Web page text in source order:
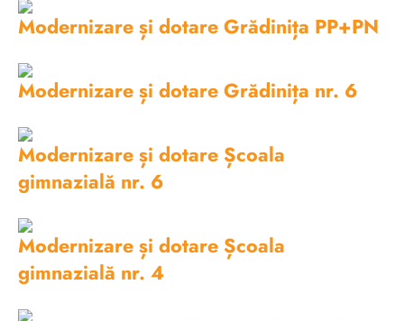
Modernizare și dotare Grădinița PP+PN
Modernizare și dotare Grădinița nr. 6
Modernizare și dotare Școala
gimnazială nr. 6
Modernizare și dotare Școala
gimnazială nr. 4